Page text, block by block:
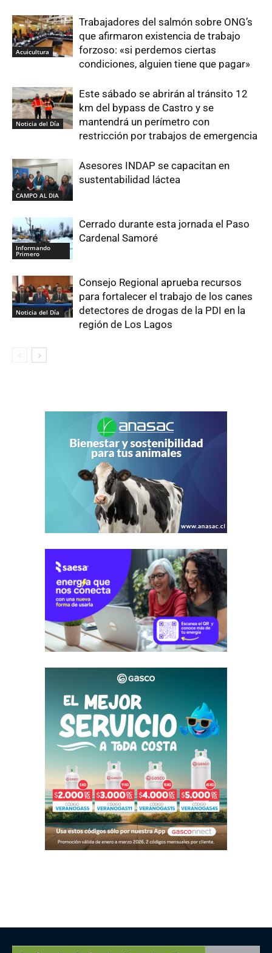
Acuicultura
Trabajadores del salmón sobre ONG’s
que afirmaron existencia de trabajo
forzoso: «si perdemos ciertas
condiciones, alguien tiene que pagar»
Noticia del Día
Este sábado se abrirán al tránsito 12
km del bypass de Castro y se
mantendrá un perímetro con
restricción por trabajos de emergencia
CAMPO AL DIA
Asesores INDAP se capacitan en
sustentabilidad láctea
Informando
Primero
Cerrado durante esta jornada el Paso
Cardenal Samoré
Noticia del Día
Consejo Regional aprueba recursos
para fortalecer el trabajo de los canes
detectores de drogas de la PDI en la
región de Los Lagos